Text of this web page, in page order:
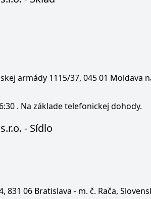
armády 1115/37, 045 01 Moldava
. Na základe telefonickej dohody.
- Sídlo
831 06 Bratislava - m. č. Rača,